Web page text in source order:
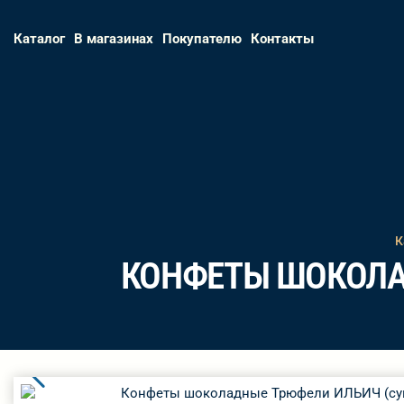
Каталог В магазинах Покупателю Контакты
КОНФЕТЫ